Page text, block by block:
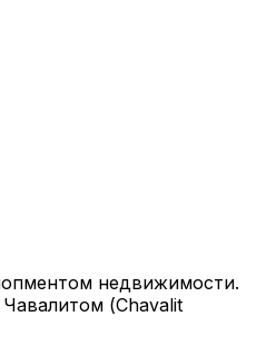
недвижимости.
(Chavalit